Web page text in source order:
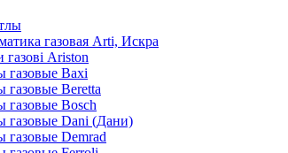
газовая Arti, Искра
газові Ariston
газовые Baxi
газовые Beretta
газовые Bosch
газовые Dani (Дани)
газовые Demrad